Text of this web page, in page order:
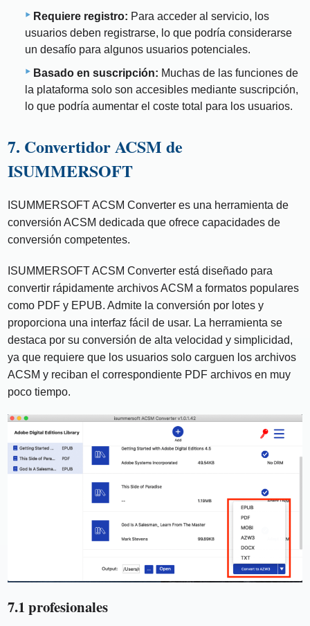
Requiere registro: Para acceder al servicio, los
usuarios deben registrarse, lo que podría considerarse
un desafío para algunos usuarios potenciales.
Basado en suscripción: Muchas de las funciones de
la plataforma solo son accesibles mediante suscripción,
lo que podría aumentar el coste total para los usuarios.
7. Convertidor ACSM de
ISUMMERSOFT
ISUMMERSOFT ACSM Converter es una herramienta de
conversión ACSM dedicada que ofrece capacidades de
conversión competentes.
ISUMMERSOFT ACSM Converter está diseñado para
convertir rápidamente archivos ACSM a formatos populares
como PDF y EPUB. Admite la conversión por lotes y
proporciona una interfaz fácil de usar. La herramienta se
destaca por su conversión de alta velocidad y simplicidad,
ya que requiere que los usuarios solo carguen los archivos
ACSM y reciban el correspondiente PDF archivos en muy
poco tiempo.
7.1 profesionales